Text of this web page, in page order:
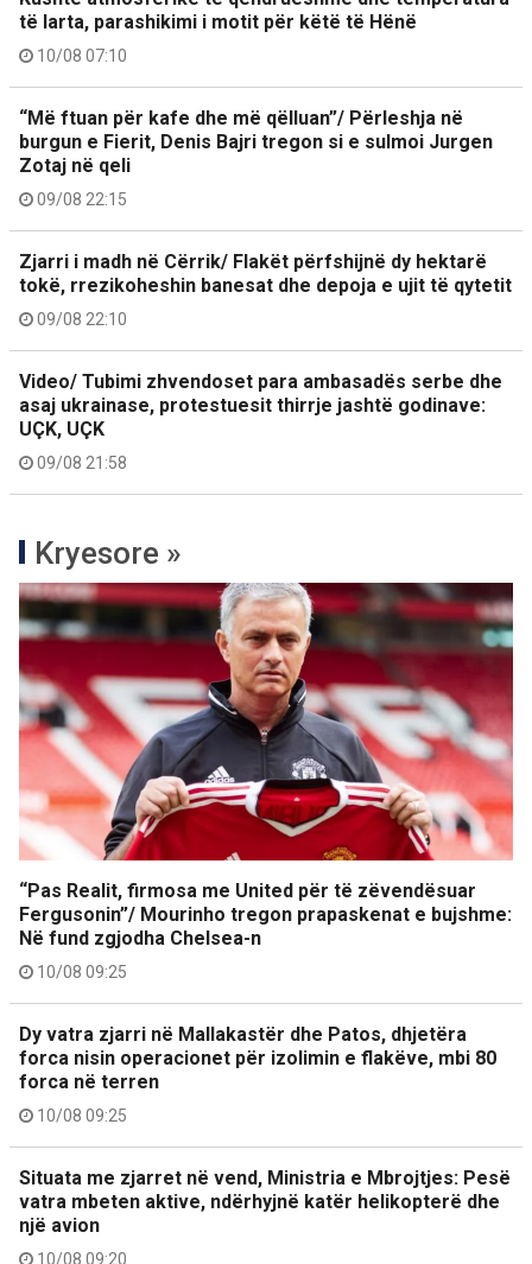
të larta, parashikimi i motit për këtë të Hënë
10/08 07:10
“Më ftuan për kafe dhe më qëlluan”/ Përleshja në
burgun e Fierit, Denis Bajri tregon si e sulmoi Jurgen
Zotaj në qeli
09/08 22:15
Zjarri i madh në Cërrik/ Flakët përfshijnë dy hektarë
tokë, rrezikoheshin banesat dhe depoja e ujit të qytetit
09/08 22:10
Video/ Tubimi zhvendoset para ambasadës serbe dhe
asaj ukrainase, protestuesit thirrje jashtë godinave:
UÇK, UÇK
09/08 21:58
Kryesore »
“Pas Realit, firmosa me United për të zëvendësuar
Fergusonin”/ Mourinho tregon prapaskenat e bujshme:
Në fund zgjodha Chelsea-n
10/08 09:25
Dy vatra zjarri në Mallakastër dhe Patos, dhjetëra
forca nisin operacionet për izolimin e flakëve, mbi 80
forca në terren
10/08 09:25
Situata me zjarret në vend, Ministria e Mbrojtjes: Pesë
vatra mbeten aktive, ndërhyjnë katër helikopterë dhe
një avion
10/08 09:20